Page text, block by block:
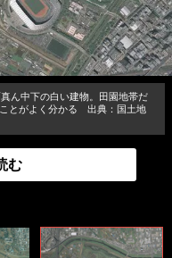
ん中下の白い建物。田園地帯だ
とがよく分かる 出典：国土地
む